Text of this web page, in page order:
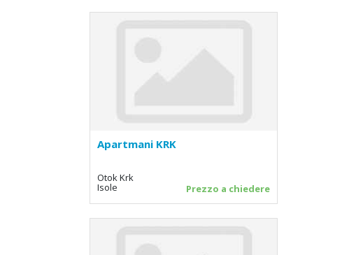
Apartmani KRK
Otok Krk
Isole Prezzo a chiedere